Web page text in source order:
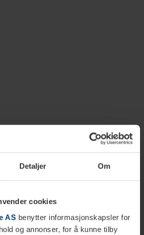
Detaljer Om
cookies
AS benytter informasjonskapsler for
og annonser, for å kunne tilby